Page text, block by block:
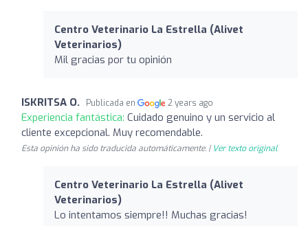
Centro Veterinario La Estrella (Alivet
Veterinarios)
Mil gracias por tu opinión
ISKRITSA O. Publicada en 2 years ago
Experiencia fantástica: Cuidado genuino y un servicio al
cliente excepcional. Muy recomendable.
Esta opinión ha sido traducida automáticamente. | Ver texto original
Centro Veterinario La Estrella (Alivet
Veterinarios)
Lo intentamos siempre!! Muchas gracias!